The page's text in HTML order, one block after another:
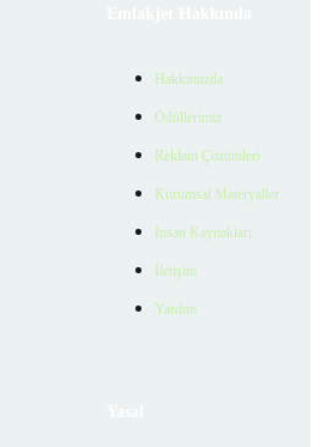
Hakkımızda
Ödüllerimiz
Reklam Çözümleri
Kurumsal Materyaller
İnsan Kaynakları
İletişim
Yardım